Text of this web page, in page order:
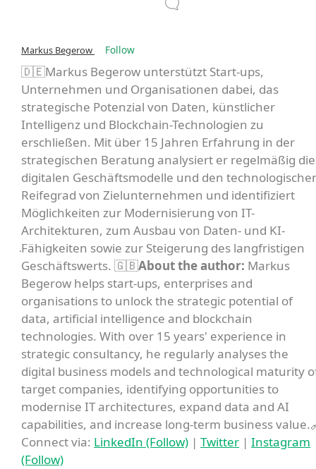
Markus Begerow Follow
🇩🇪Markus Begerow unterstützt Start-ups,
Unternehmen und Organisationen dabei, das
strategische Potenzial von Daten, künstlicher
Intelligenz und Blockchain-Technologien zu
erschließen. Mit über 15 Jahren Erfahrung in der
strategischen Beratung analysiert er regelmäßig die
digitalen Geschäftsmodelle und den
Reifegrad von Zielunternehmen und identifiziert
Möglichkeiten zur Modernisierung von IT-
Architekturen, zum Ausbau von Daten- und KI-
Fähigkeiten sowie zur Steigerung des langfristigen
Geschäftswerts. 🇬🇧About the author: Markus
Begerow helps start-ups, enterprises and
organisations to unlock the strategic potential of
data, artificial intelligence and blockchain
technologies. With over 15 years' experience in
strategic consultancy, he regularly analyses the
digital business models and technological maturity
target companies, identifying opportunities to
modernise IT architectures, expand data and AI
capabilities, and increase long-term business
Connect via: LinkedIn (Follow) |Twitter |Instagram
(Follow)